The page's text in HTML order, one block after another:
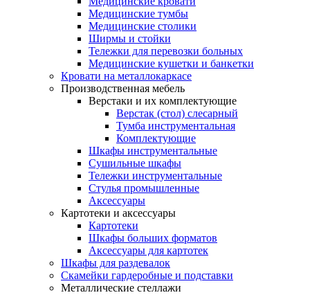
Медицинские тумбы
Медицинские столики
Ширмы и стойки
Тележки для перевозки больных
Медицинские кушетки и банкетки
Кровати на металлокаркасе
Производственная мебель
Верстаки и их комплектующие
Верстак (стол) слесарный
Тумба инструментальная
Комплектующие
Шкафы инструментальные
Сушильные шкафы
Тележки инструментальные
Стулья промышленные
Аксессуары
Картотеки и аксессуары
Картотеки
Шкафы больших форматов
Аксессуары для картотек
Шкафы для раздевалок
Скамейки гардеробные и подставки
Металлические стеллажи